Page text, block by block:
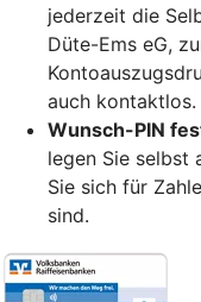
jederzeit die
Düte-Ems eG,
auch kontaktlos.
Wunsch-PIN
legen Sie selbst
Sie sich für
sind.